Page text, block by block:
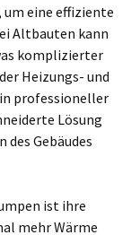
eine effiziente
Altbauten kann
komplizierter
Heizungs- und
professioneller
Lösung
Gebäudes
ist ihre
mehr Wärme